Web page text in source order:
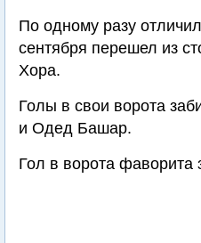
По одному разу
сентября перешел из
Хора.
Голы в свои ворота
и Одед Башар.
Гол в ворота